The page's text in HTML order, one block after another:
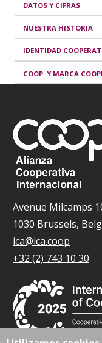
DATOS Y CIFRAS
NUESTRA HISTORIA
IDENTIDAD
COOP. Y MARCA
Avenue Milcamps
1030 Brussels,
ica@ica.coop
+32 (2) 743 10 30